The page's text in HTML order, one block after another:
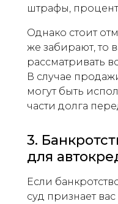
штрафы,
Однако стоит
же забирают, то
рассматривать
В случае
могут быть
части долга
3.
для
Если
суд признает